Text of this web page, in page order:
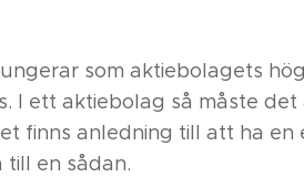
som aktiebolagets
I ett aktiebolag så måste
finns anledning till att ha
en sådan.